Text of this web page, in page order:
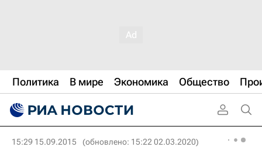
Политика В мире Экономика Общество
15:29 15.09.2015 (обновлено: 15:22 02.03.2020)